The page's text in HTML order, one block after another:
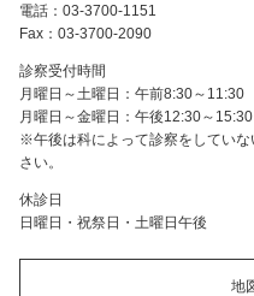
電話：03-3700-1151
Fax：03-3700-2090
診察受付時間
月曜日～土曜日：午前8:30～11:30
月曜日～金曜日：午後12:30～15:30
※午後は科によって診察をしてい
さい。
休診日
日曜日・祝祭日・土曜日午後
地